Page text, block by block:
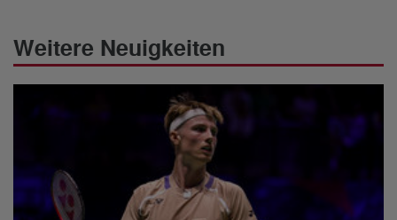
Weitere Neuigkeiten